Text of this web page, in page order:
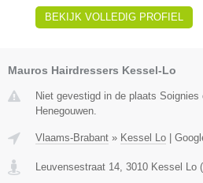
BEKIJK VOLLEDIG PROFIEL
Mauros Hairdressers Kessel-Lo
Niet gevestigd in de plaats Soignies
Henegouwen.
Vlaams-Brabant » Kessel Lo |
Leuvensestraat 14 3010 Kessel Lo (